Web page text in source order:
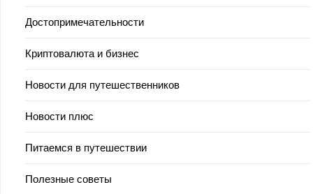
Достопримечательности
Криптовалюта и бизнес
Новости для путешественников
Новости плюс
Питаемся в путешествии
Полезные советы